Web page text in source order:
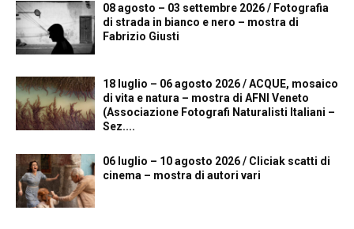
08 agosto – 03 settembre 2026 / Fotografia
di strada in bianco e nero – mostra di
Fabrizio Giusti
18 luglio – 06 agosto 2026 / ACQUE, mosaico
di vita e natura – mostra di AFNI Veneto
(Associazione Fotografi Naturalisti Italiani –
Sez....
06 luglio – 10 agosto 2026 / Cliciak scatti di
cinema – mostra di autori vari